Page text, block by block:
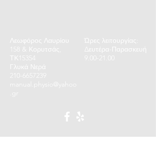
Λεωφόρος Λαυρίου
158 & Κορυτσάς,
ΤΚ15354
Γλυκά Νερά
210-6657239
manual.physio@yahoo
Ώρες λειτουργίας:
Δευτέρα-Παρασκευή
9.00-21.00